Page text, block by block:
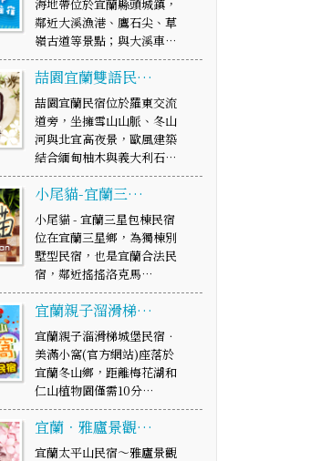
海地帶位於宜蘭縣頭城鎮，
鄰近大溪漁港、鷹石尖、草
嶺古道等景點；與大溪車…
喆園宜蘭雙語民…
喆園宜蘭民宿位於羅東交流
道旁，坐擁雪山山脈、冬山
河與北宜高夜景，歐風建築
結合緬甸柚木與義大利石…
小尾貓-宜蘭三…
小尾貓 - 宜蘭三星包棟民宿
位在宜蘭三星鄉，為獨棟別
墅型民宿，也是宜蘭合法民
宿，鄰近搖搖洛克馬…
宜蘭親子溜滑梯…
宜蘭親子溜滑梯城堡民宿．
美滿小窩(官方網站)座落於
宜蘭冬山鄉，距離梅花湖和
仁山植物園僅需10分…
宜蘭．雅廬景觀…
宜蘭太平山民宿～雅廬景觀